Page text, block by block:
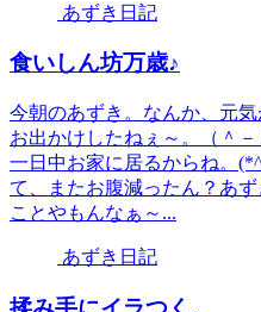
あずき日記
食いしん坊万歳♪
今朝のあずき。なんか、元
お出かけしたねぇ～。（＾
一日中お家に居るからね。
て、またお腹減ったん？あ
ことやもんなぁ～...
あずき日記